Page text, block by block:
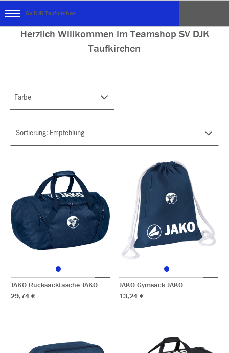
SV DJK Taufkirchen
Herzlich Willkommen im Teamshop SV DJK
Taufkirchen
Farbe
JAKO Rucksacktasche JAKO
29,74 €
JAKO Gymsack JAKO
13,24 €